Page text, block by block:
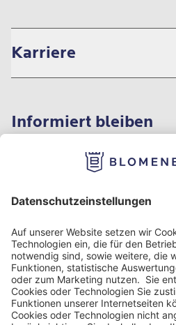
Karriere
Informiert bleiben
Impressum
Datenschutzinformation
Nutzungsbedingungen